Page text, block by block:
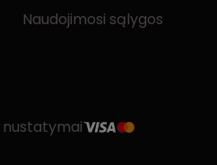
Naudojimosi sąlygos
nustatymai